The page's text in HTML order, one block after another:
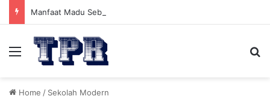
Manfaat Madu Sebelum Tidur: Meningkatkan Kesehatan
Menu
Home / Sekolah Modern